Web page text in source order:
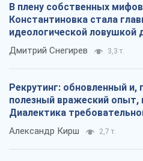
В плену собственных
Константиновка стала
идеологической ловушкой
российских оккупантов
Дмитрий Снегирев 3,3 т.
Рекрутинг: обновленный и,
полезный вражеский опыт,
Диалектика
Александр Кирш 2,7 т.